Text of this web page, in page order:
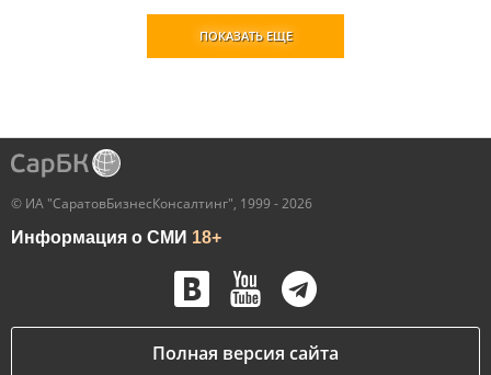
ПОКАЗАТЬ ЕЩЕ
© ИА "СаратовБизнесКонсалтинг", 1999 - 2026
Информация о СМИ 18+
Полная версия сайта